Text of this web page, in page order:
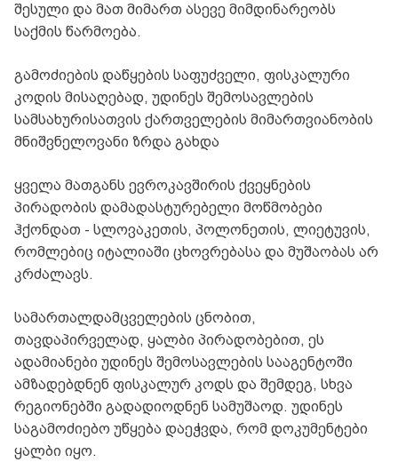
შესული და მათ მიმართ ასევე მიმდინარეობს
საქმის წარმოება.
გამოძიების დაწყების საფუძველი, ფისკალური
კოდის მისაღებად, უდინეს შემოსავლების
სამსახურისათვის ქართველების მიმართვიანობის
მნიშვნელოვანი ზრდა გახდა
ყველა მათგანს ევროკავშირის ქვეყნების
პირადობის დამადასტურებელი მოწმობები
ჰქონდათ - სლოვაკეთის, პოლონეთის, ლიეტუვის,
რომლებიც იტალიაში ცხოვრებასა და მუშაობას არ
კრძალავს.
სამართალდამცველების ცნობით,
თავდაპირველად, ყალბი პირადობებით, ეს
ადამიანები უდინეს შემოსავლების სააგენტოში
ამზადებდნენ ფისკალურ კოდს და შემდეგ, სხვა
რეგიონებში გადადიოდნენ სამუშაოდ. უდინეს
საგამოძიებო უწყება დაეჭვდა, რომ დოკუმენტები
ყალბი იყო.